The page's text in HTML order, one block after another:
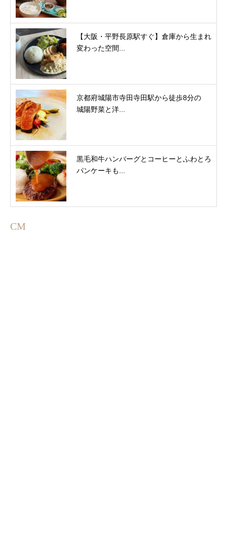
【大阪・平野長原駅すぐ】倉庫から生まれ
変わった空間...
京都府城陽市寺田寺田駅から徒歩8分の
城陽野菜と洋...
黒毛和牛ハンバーグとコーヒーとふわとろ
パンケーキも...
CM